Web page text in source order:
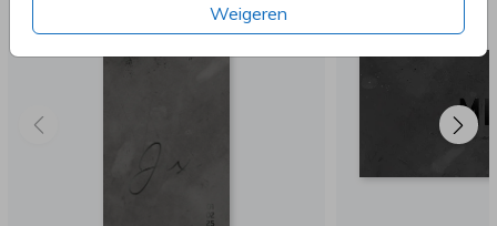
Weigeren